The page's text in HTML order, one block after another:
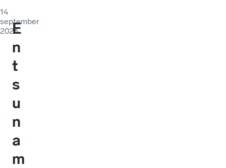
14
september
2023
E
n
t
s
u
n
a
m